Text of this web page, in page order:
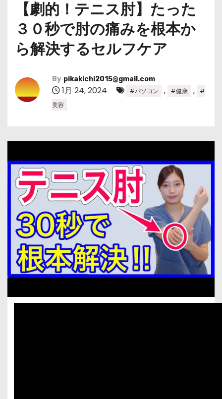
【劇的！テニス肘】たった
３０秒で肘の痛みを根本か
ら解決するセルフケア
By pikakichi2015@gmail.com
1月 24, 2024 #パソコン , #健康 ,
#
美容